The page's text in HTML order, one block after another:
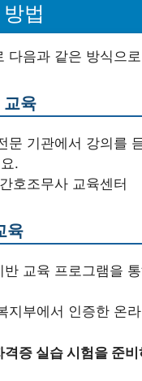
법
다음과 같은 방식으
교육
문 기관에서 강의를
.
호조무사 교육센터
육
반 교육 프로그램을
지부에서 인증한 온
격증 실습 시험을 준